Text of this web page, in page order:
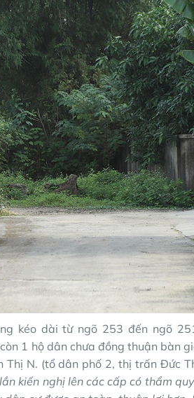
kéo dài từ ngõ 253 đến ngõ
1 hộ dân chưa đồng thuận bàn
N. (tổ dân phố 2, thị trấn Đức
kiến nghị lên các cấp có thẩm